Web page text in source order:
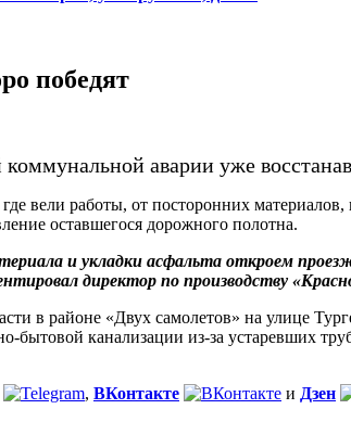
победят
аварии уже
вели работы, от посторонних
оставшегося дорожного полотна.
и укладки асфальта откроем
директор по производству
в районе «Двух самолетов» на улице
бытовой канализации из-за устаревших
, ВКонтакте и Дзен